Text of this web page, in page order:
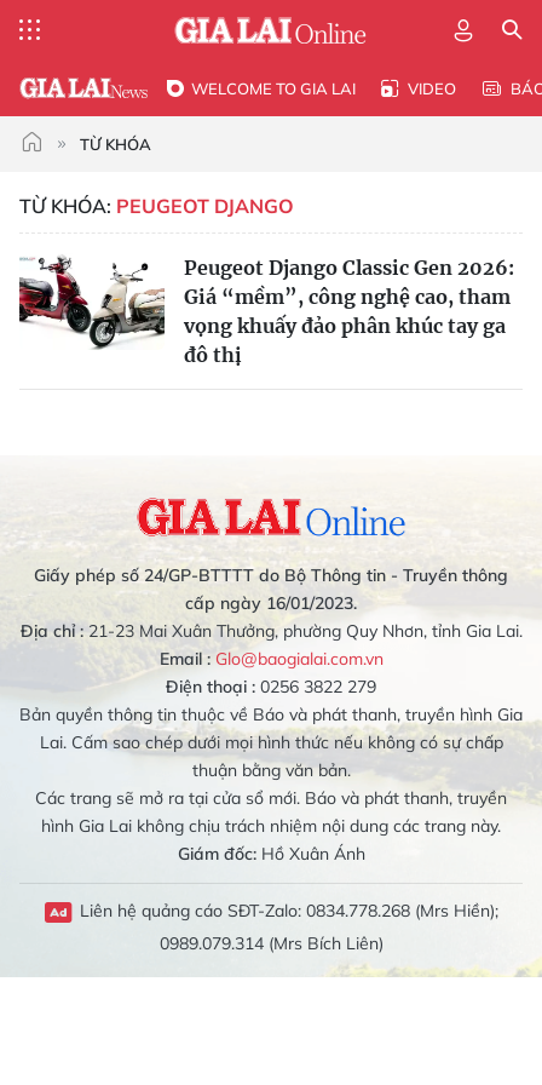
WELCOME TO GIA LAI VIDEO
TỪ KHÓA
TỪ KHÓA: PEUGEOT DJANGO
Peugeot Django Classic Gen 2026:
Giá “mềm”, công nghệ cao, tham
vọng khuấy đảo phân khúc tay ga
đô thị
Giấy phép số 24/GP-BTTTT do Bộ Thông tin - Truyền thông
cấp ngày 16/01/2023.
Địa chỉ :21-23 Mai Xuân Thưởng, phường Quy Nhơn, tỉnh Gia Lai.
Email : Glo@baogialai.com.vn
Điện thoại : 0256 3822 279
Bản quyền thông tin thuộc về Báo và phát thanh, truyền hình Gia
Lai. Cấm sao chép dưới mọi hình thức nếu không có sự chấp
thuận bằng văn bản.
Các trang sẽ mở ra tại cửa sổ mới. Báo và phát thanh, truyền
hình Gia Lai không chịu trách nhiệm nội dung các trang này.
Giám đốc:Hồ Xuân Ánh
Liên hệ quảng cáo SĐT-Zalo: 0834.778.268 (Mrs Hiền);
0989.079.314 (Mrs Bích Liên)